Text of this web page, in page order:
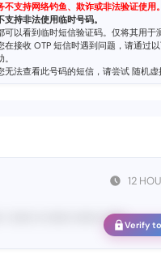
不支持网络钓鱼、欺诈或非法验证使用
支持非法使用临时号码。
可以看到临时短信验证码。仅将其用于
在接收 OTP 短信时遇到问题，请通过
无法查看此号码的短信，请尝试 随机虚
12
••••• •• •••••• •••••• ••••••Verify